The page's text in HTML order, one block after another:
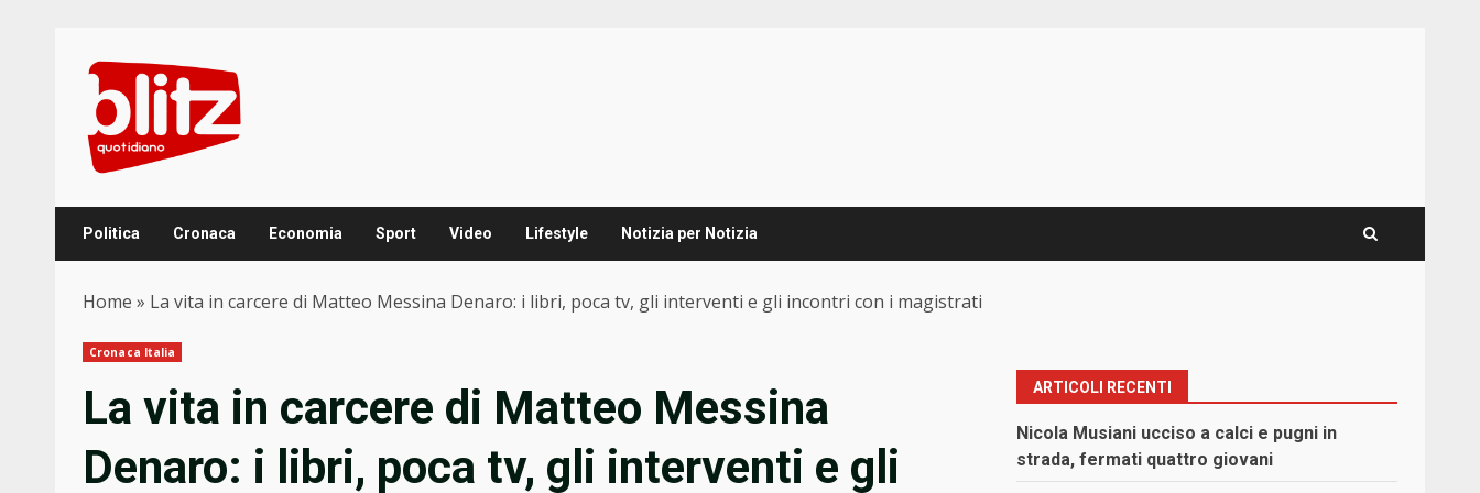
content
Politica Cronaca Economia Sport Video Lifestyle Notizia per Notizia
Home » La vita in carcere di Matteo Messina Denaro: i libri, poca tv, gli interventi e gli incontri con i magistrati
Cronaca Italia
La vita in carcere di Matteo Messina
Denaro: i libri, poca tv, gli interventi e gli
ARTICOLI RECENTI
Nicola Musiani ucciso a calci e pugni in
strada, fermati quattro giovani